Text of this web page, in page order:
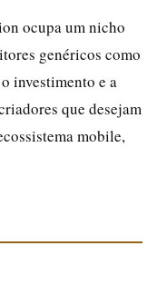
ocupa um nicho
genéricos como
investimento e a
que desejam
mobile,